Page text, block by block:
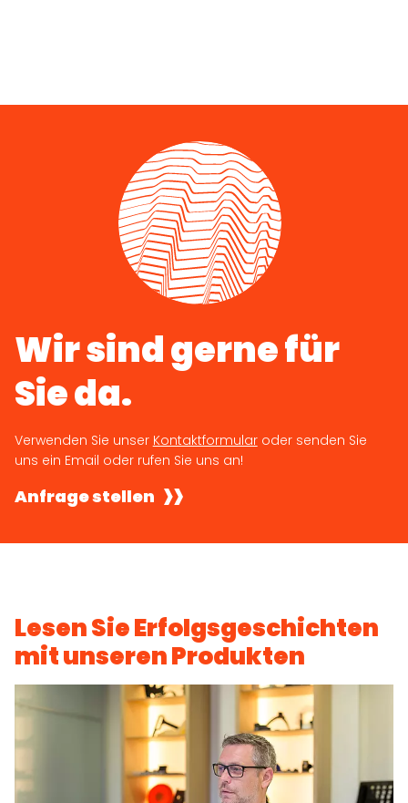
Wir sind gerne für
Sie da.
Verwenden Sie unser Kontaktformularoder senden Sie
uns ein Email oder rufen Sie uns an!
Anfrage stellen
Lesen Sie Erfolgsgeschichten
mit unseren Produkten